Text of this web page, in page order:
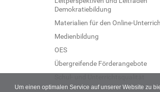
Um einen optimalen Service auf unserer Website zu
Demokratiebildung
Materialien für den Online-
Medienbildung
OES
Übergreifende Förderangebote